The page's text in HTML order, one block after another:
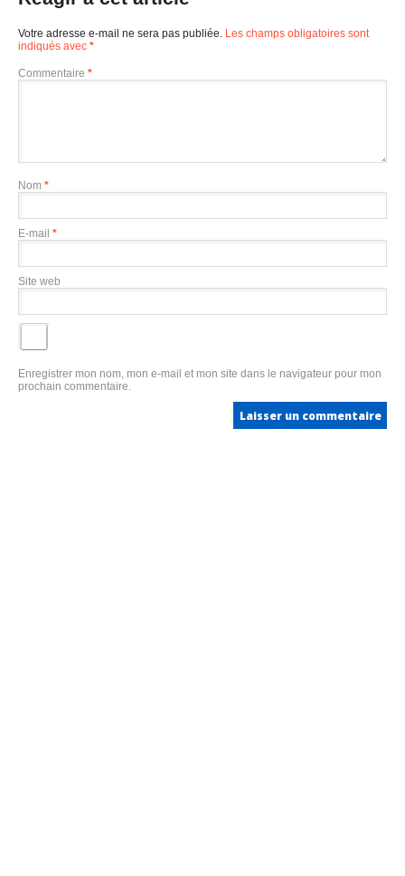
Votre adresse e-mail ne sera pas publiée. Les champs obligatoires sont
indiqués avec *
Commentaire *
Nom *
E-mail *
Site web
Enregistrer mon nom, mon e-mail et mon site dans le navigateur pour mon
prochain commentaire.